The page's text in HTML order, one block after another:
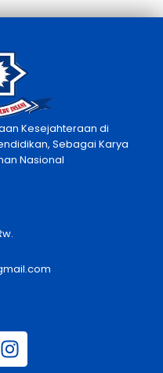
Kesejahteraan di
Sebagai Karya
Nasional